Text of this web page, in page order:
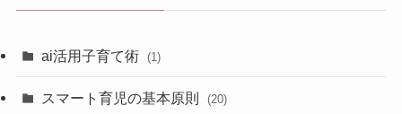
ai活用子育て術 (1)
スマート育児の基本原則 (20)